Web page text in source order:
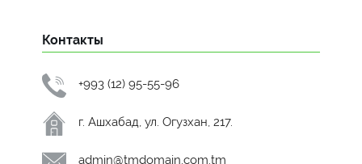
Контакты
+993 (12) 95-55-96
г. Ашхабад, ул. Огузхан, 217.
admin@tmdomain.com.tm